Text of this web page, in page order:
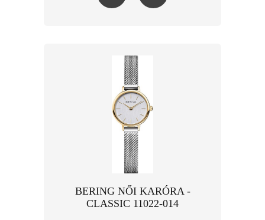
BERING NŐI KARÓRA -
CLASSIC 11022-014